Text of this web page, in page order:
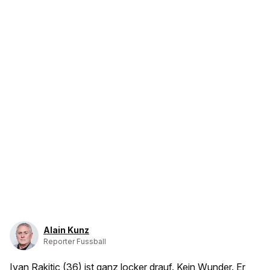
Alain Kunz
Reporter Fussball
Ivan Rakitic (36) ist ganz locker drauf. Kein Wunder. Er